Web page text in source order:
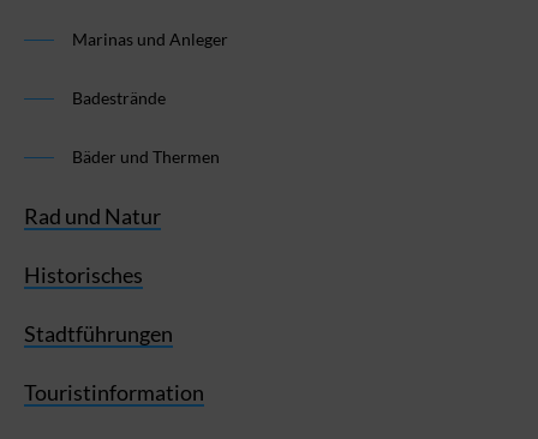
Marinas und Anleger
Badestrände
Bäder und Thermen
Rad und Natur
Historisches
Stadtführungen
Touristinformation